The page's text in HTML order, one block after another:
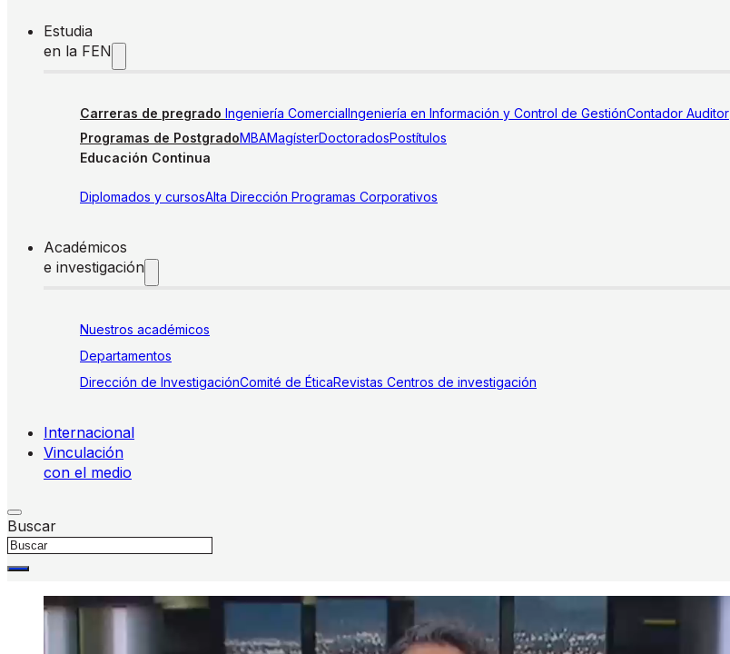
Estudia
en la FEN
Carreras de pregrado Ingeniería ComercialIngeniería en Información y Control de GestiónContador Auditor
Programas de PostgradoMBAMagísterDoctoradosPostítulos
Educación Continua
Diplomados y cursosAlta Dirección Programas Corporativos
Académicos
e investigación
Nuestros académicos
Departamentos
Dirección de InvestigaciónComité de ÉticaRevistas Centros de investigación
Internacional
Vinculación
con el medio
Buscar